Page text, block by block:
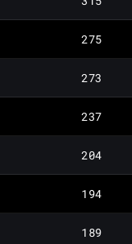
275
273
237
204
194
189